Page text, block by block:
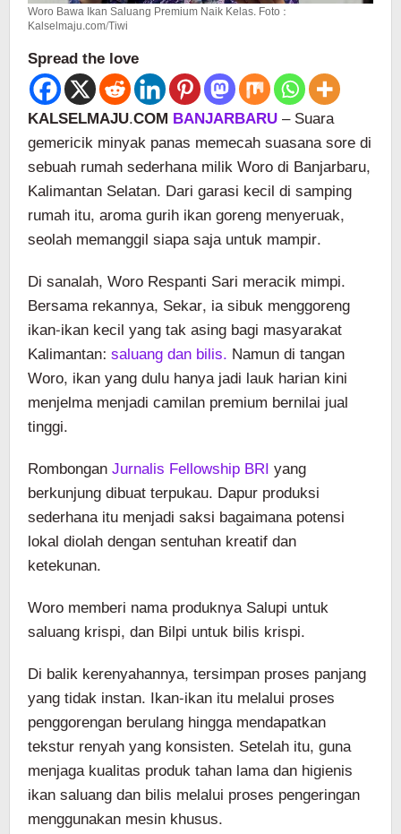
Woro Bawa Ikan Saluang Premium Naik Kelas. Foto :
Kalselmaju.com/Tiwi
Spread the love
KALSELMAJU.COM BANJARBARU– Suara
gemericik minyak panas memecah suasana sore di
sebuah rumah sederhana milik Woro di Banjarbaru,
Kalimantan Selatan. Dari garasi kecil di samping
rumah itu, aroma gurih ikan goreng menyeruak,
seolah memanggil siapa saja untuk mampir.
Di sanalah, Woro Respanti Sari meracik mimpi.
Bersama rekannya, Sekar, ia sibuk menggoreng
ikan-ikan kecil yang tak asing bagi masyarakat
Kalimantan:saluang dan bilis. Namun di tangan
Woro, ikan yang dulu hanya jadi lauk harian kini
menjelma menjadi camilan premium bernilai jual
tinggi.
RombonganJurnalis Fellowship BRIyang
berkunjung dibuat terpukau. Dapur produksi
sederhana itu menjadi saksi bagaimana potensi
lokal diolah dengan sentuhan kreatif dan
ketekunan.
Woro memberi nama produknya Salupi untuk
saluang krispi, dan Bilpi untuk bilis krispi.
Di balik kerenyahannya, tersimpan proses panjang
yang tidak instan. Ikan-ikan itu melalui proses
penggorengan berulang hingga mendapatkan
tekstur renyah yang konsisten. Setelah itu, guna
menjaga kualitas produk tahan lama dan higienis
ikan saluang dan bilis melalui proses pengeringan
menggunakan mesin khusus.